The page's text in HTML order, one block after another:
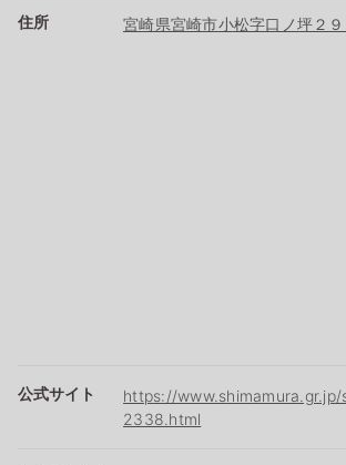
住所 宮崎県宮崎市小松字口ノ坪２９
公式サイト
https://www.shimamura.gr.jp/
2338.html